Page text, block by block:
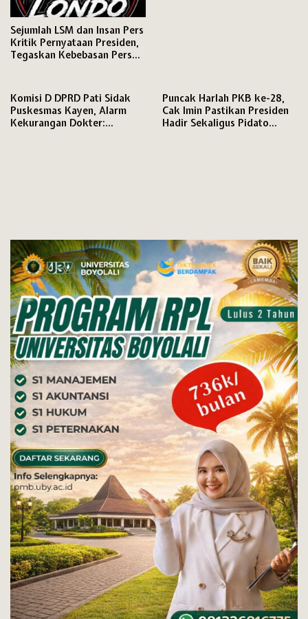
Sejumlah LSM dan Insan Pers
Kritik Pernyataan Presiden,
Tegaskan Kebebasan Pers
Komisi D DPRD Pati Sidak
Puskesmas Kayen, Alarm
Kekurangan Dokter:
Puncak Harlah PKB ke-28,
Cak Imin Pastikan Presiden
Hadir Sekaligus Pidato